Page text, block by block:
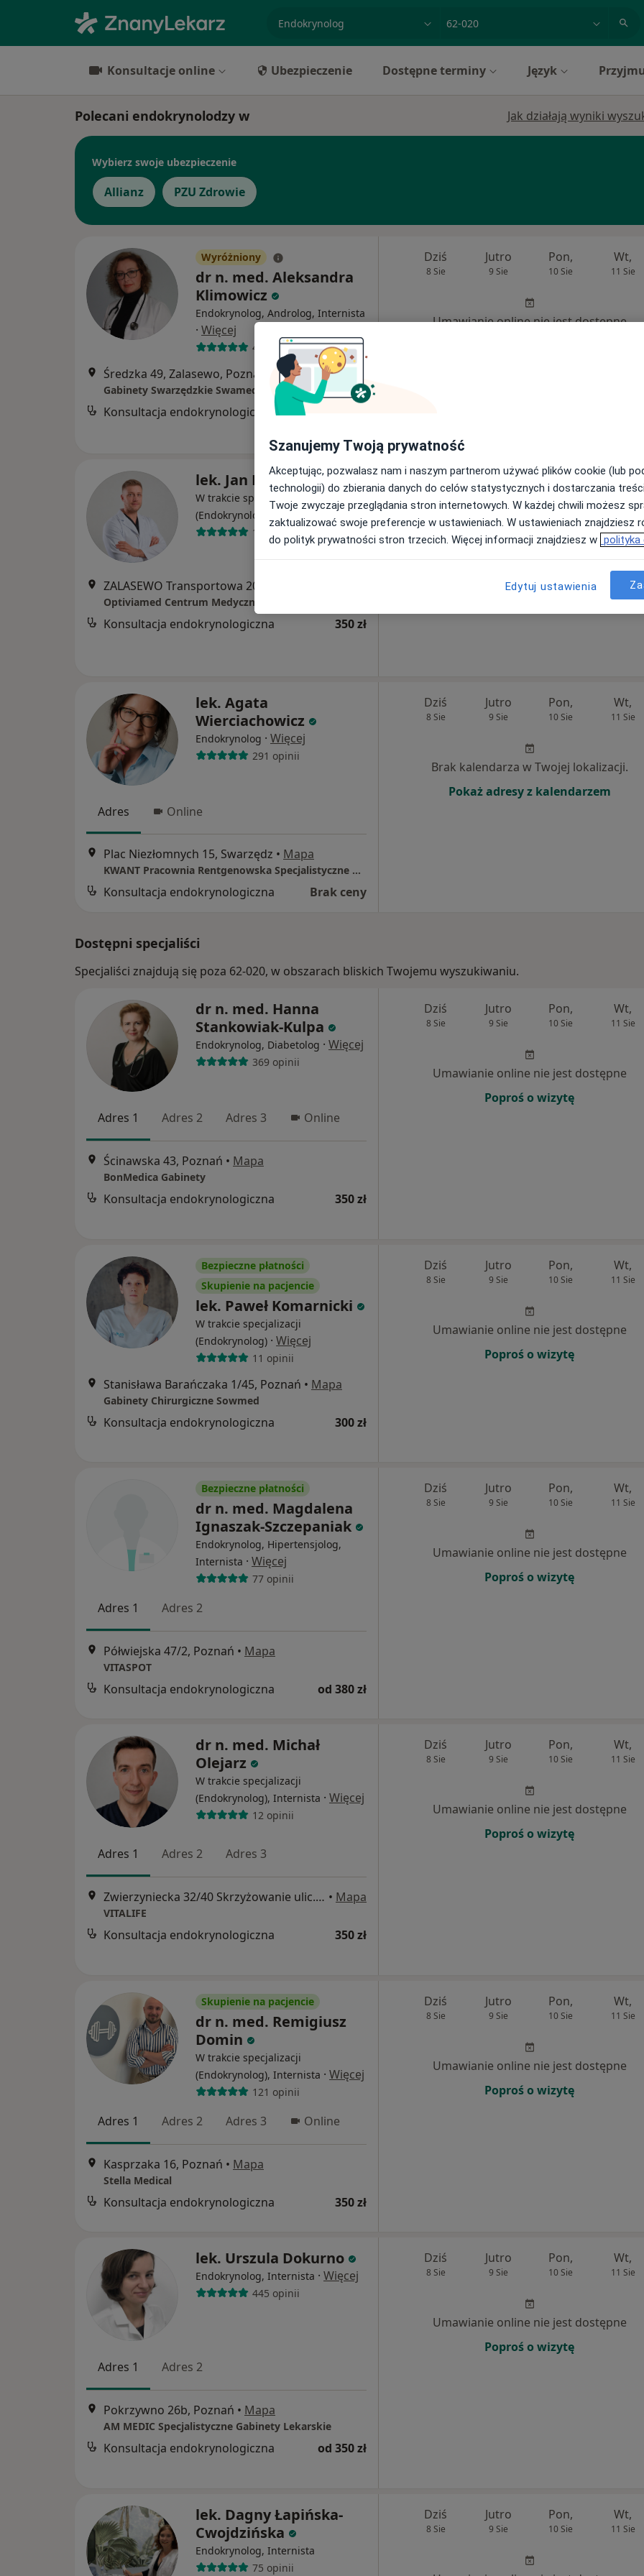
Konsultacje online Ubezpieczenie Dostępne terminy Język
Polecani endokrynolodzy w Jak działają wyniki
Wybierz swoje ubezpieczenie
Allianz PZU Zdrowie
Wyróżniony
dr n. med. Aleksandra
Klimowicz
Endokrynolog, Androlog, Internista
· Więcej
483 opinie
Średzka 49, Zalasewo, Poznań Mapa
Gabinety Swarzędzkie Swamed
Konsultacja endokrynologiczna
Dziś
8 Sie
Jutro
9 Sie
Pon,
10 Sie
Wt,
11 Sie
Umawianie online nie jest dostępne
lek. Jan Kielek
W trakcie specjalizacji
(Endokrynolog)
Więcej
15 opinii
ZALASEWO Transportowa 20, Zalasewo
Optiviamed Centrum Medyczne
Konsultacja endokrynologiczna 350 zł
Dziś
8 Sie
Jutro
9 Sie
Pon,
10 Sie
Wt,
11 Sie
Umawianie online nie jest dostępne
lek. Agata
Wierciachowicz
Endokrynolog · Więcej
291 opinii
Adres Online
Plac Niezłomnych 15, Swarzędz • Mapa
KWANT Pracownia Rentgenowska Specjalistyczne Gabinety Lekarskie
Konsultacja endokrynologiczna Brak ceny
Dziś
8 Sie
Jutro
9 Sie
Pon,
10 Sie
Wt,
11 Sie
Brak kalendarza w Twojej lokalizacji.
Pokaż adresy z kalendarzem
Dostępni specjaliści
Specjaliści znajdują się poza 62-020, w obszarach bliskich Twojemu wyszukiwaniu.
dr n. med. Hanna
Stankowiak-Kulpa
Endokrynolog, Diabetolog · Więcej
369 opinii
Adres 1 Adres 2 Adres 3 Online
Ścinawska 43, Poznań • Mapa
BonMedica Gabinety
Konsultacja endokrynologiczna 350 zł
Dziś
8 Sie
Jutro
9 Sie
Pon,
10 Sie
Wt,
11 Sie
Umawianie online nie jest dostępne
Poproś o wizytę
Bezpieczne płatności
Skupienie na pacjencie
lek. Paweł Komarnicki
W trakcie specjalizacji
(Endokrynolog) · Więcej
11 opinii
Stanisława Barańczaka 1/45, Poznań • Mapa
Gabinety Chirurgiczne Sowmed
Konsultacja endokrynologiczna 300 zł
Dziś
8 Sie
Jutro
9 Sie
Pon,
10 Sie
Wt,
11 Sie
Umawianie online nie jest dostępne
Poproś o wizytę
Bezpieczne płatności
dr n. med. Magdalena
Ignaszak-Szczepaniak
Endokrynolog, Hipertensjolog,
Internista · Więcej
77 opinii
Adres 1 Adres 2
Półwiejska 47/2, Poznań • Mapa
VITASPOT
Konsultacja endokrynologiczna od 380 zł
Dziś
8 Sie
Jutro
9 Sie
Pon,
10 Sie
Wt,
11 Sie
Umawianie online nie jest dostępne
Poproś o wizytę
dr n. med. Michał
Olejarz
W trakcie specjalizacji
(Endokrynolog), Internista · Więcej
12 opinii
Adres 1 Adres 2 Adres 3
Zwierzyniecka 32/40 Skrzyżowanie ulic. Kraszewskiego i Zwierzyniecka, Poznań • Mapa
VITALIFE
Konsultacja endokrynologiczna 350 zł
Dziś
8 Sie
Jutro
9 Sie
Pon,
10 Sie
Wt,
11 Sie
Umawianie online nie jest dostępne
Poproś o wizytę
Skupienie na pacjencie
dr n. med. Remigiusz
Domin
W trakcie specjalizacji
(Endokrynolog), Internista · Więcej
121 opinii
Adres 1 Adres 2 Adres 3 Online
Kasprzaka 16, Poznań • Mapa
Stella Medical
Konsultacja endokrynologiczna 350 zł
Dziś
8 Sie
Jutro
9 Sie
Pon,
10 Sie
Wt,
11 Sie
Umawianie online nie jest dostępne
Poproś o wizytę
lek. Urszula Dokurno
Endokrynolog, Internista · Więcej
445 opinii
Adres 1 Adres 2
Pokrzywno 26b, Poznań • Mapa
AM MEDIC Specjalistyczne Gabinety Lekarskie
Konsultacja endokrynologiczna od 350 zł
Dziś
8 Sie
Jutro
9 Sie
Pon,
10 Sie
Wt,
11 Sie
Umawianie online nie jest dostępne
Poproś o wizytę
lek. Dagny Łapińska-
Cwojdzińska
Endokrynolog, Internista
75 opinii
Dziś
8 Sie
Jutro
9 Sie
Pon,
10 Sie
Wt,
11 Sie
Szanujemy Twoją prywatność
Akceptując, pozwalasz nam i naszym partnerom używać plików cookie (lub
technologii) do zbierania danych do celów statystycznych i dostarczania
Twoje zwyczaje przeglądania stron internetowych. W każdej chwili możesz
zaktualizować swoje preferencje w ustawieniach. W ustawieniach znajdziesz
do polityk prywatności stron trzecich. Więcej informacji znajdziesz w polityka
Edytuj ustawienia